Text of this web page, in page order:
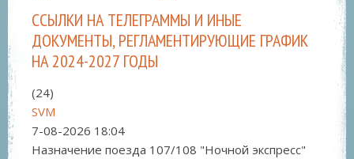
ССЫЛКИ НА ТЕЛЕГРАММЫ И ИНЫЕ
ДОКУМЕНТЫ, РЕГЛАМЕНТИРУЮЩИЕ ГРАФИК
НА 2024-2027 ГОДЫ
(24)
SVM
7-08-2026 18:04
Назначение поезда 107/108 "Ночной экспресс"